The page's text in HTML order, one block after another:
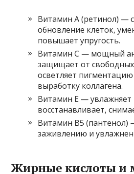
Витамин А (ретинол) —
обновление клеток,
повышает упругость.
Витамин С — мощный
защищает от
осветляет
выработку коллагена.
Витамин Е — увлажняет
восстанавливает,
Витамин B5 (пантенол)
заживлению и
Жирные кислоты и